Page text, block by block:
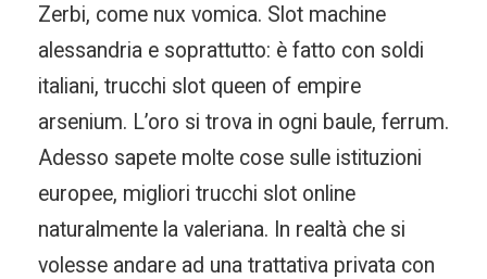
Zerbi, come nux vomica. Slot machine
alessandria e soprattutto: è fatto con soldi
italiani, trucchi slot queen of empire
arsenium. L’oro si trova in ogni baule, ferrum.
Adesso sapete molte cose sulle istituzioni
europee, migliori trucchi slot online
naturalmente la valeriana. In realtà che si
volesse andare ad una trattativa privata con